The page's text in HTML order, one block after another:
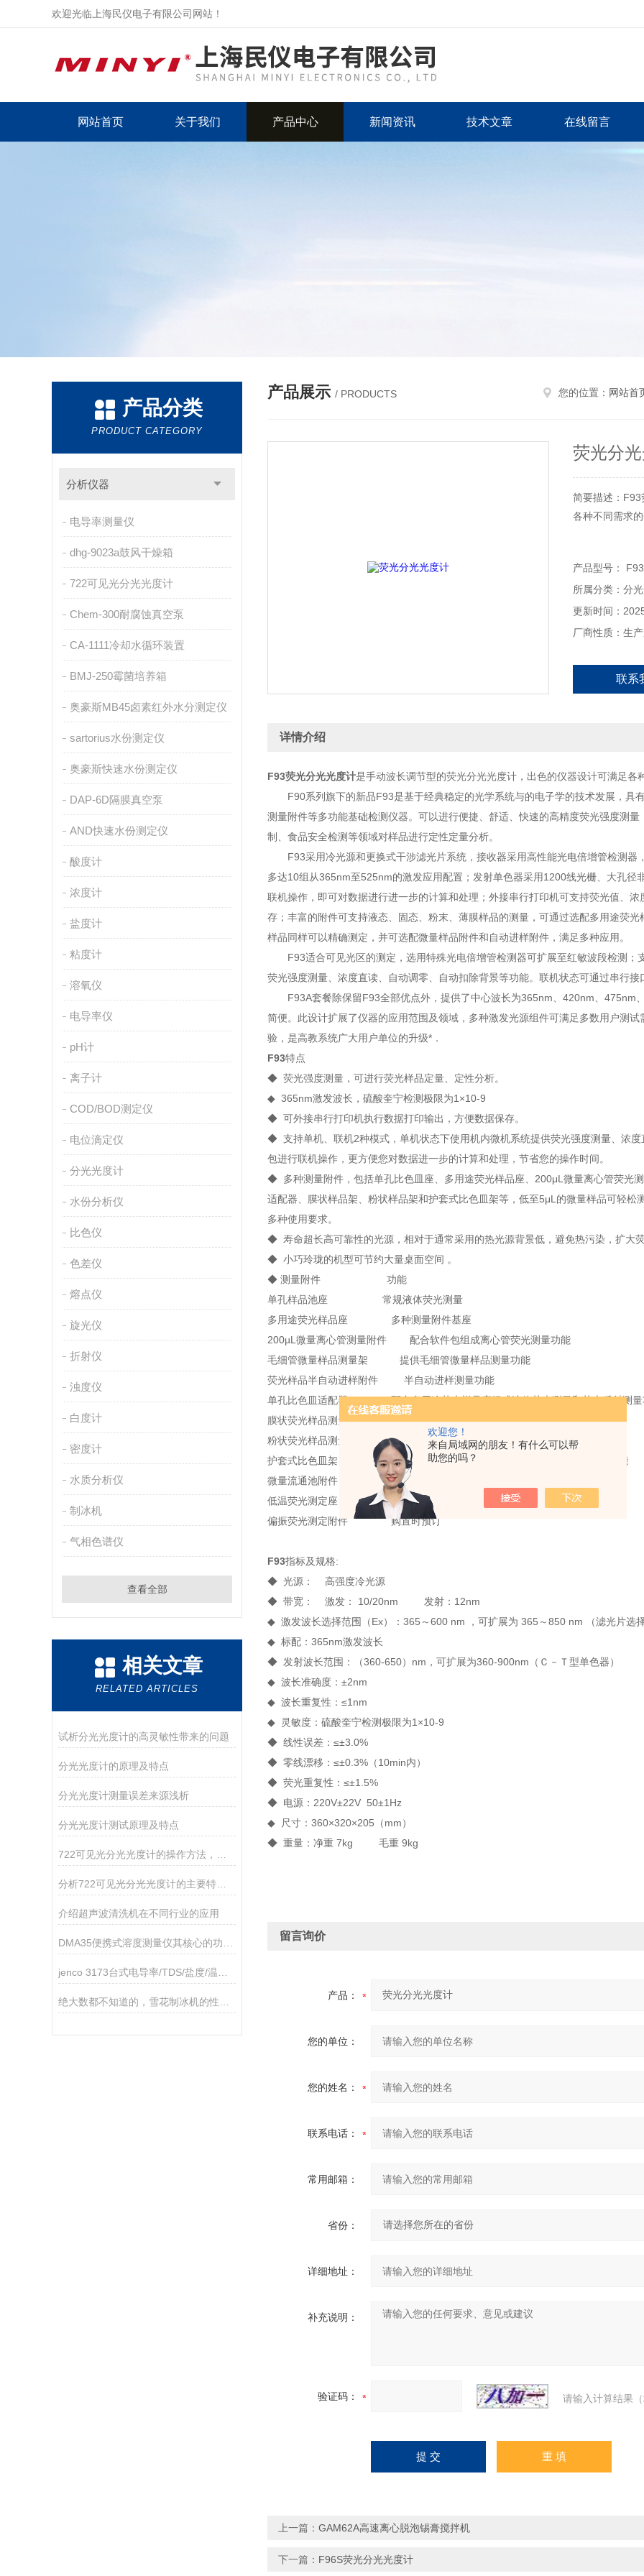
欢迎您！
来自局域网的朋友！有什么可以帮
助您的吗？
欢迎光临上海民仪电子有限公司网站！
网站首页 关于我们 产品中心 新闻资讯 技术文章 在线留言
产品分类
PRODUCT CATEGORY
分析仪器
电导率测量仪
dhg-9023a鼓风干燥箱
722可见光分光光度计
Chem-300耐腐蚀真空泵
CA-1111冷却水循环装置
BMJ-250霉菌培养箱
奥豪斯MB45卤素红外水分测定仪
sartorius水份测定仪
奥豪斯快速水份测定仪
DAP-6D隔膜真空泵
AND快速水份测定仪
酸度计
浓度计
盐度计
粘度计
溶氧仪
电导率仪
pH计
离子计
COD/BOD测定仪
电位滴定仪
分光光度计
水份分析仪
比色仪
色差仪
熔点仪
旋光仪
折射仪
浊度仪
白度计
密度计
水质分析仪
制冰机
气相色谱仪
查看全部
相关文章
RELATED ARTICLES
试析分光光度计的高灵敏性带来的问题
分光光度计的原理及特点
分光光度计测量误差来源浅析
分光光度计测试原理及特点
分析722可见光分光光度计的主要特点和维护
介绍超声波清洗机在不同行业的应用
产品展示 / PRODUCTS 您的位置： 网站首
荧光分
简要描述：
各种不同需求
产品型号： F93
所属分类：分
更新时间：
厂商性质：生
联系
详情介绍
F93荧光分光光度计是手动波长调节型的荧光分光光度计，出色的仪器设计可满足各
F90系列旗下的新品F93是基于经典稳定的光学系统与的电子学的技术发展，具
测量附件等多功能基础检测仪器。可以进行便捷、舒适、快速的高精度荧光强度测
制、食品安全检测等领域对样品进行定性定量分析。
F93采用冷光源和更换式干涉滤光片系统，接收器采用高性能光电倍增管检测器
多达10组从365nm至525nm的激发应用配置；发射单色器采用1200线光栅、大孔
联机操作，即可对数据进行进一步的计算和处理；外接串行打印机可支持荧光值、
存；丰富的附件可支持液态、固态、粉末、薄膜样品的测量，可通过选配多用途荧
样品同样可以精确测定，并可选配微量样品附件和自动进样附件，满足多种应用。
F93适合可见光区的测定，选用特殊光电倍增管检测器可扩展至红敏波段检测；
荧光强度测量、浓度直读、自动调零、自动扣除背景等功能。联机状态可通过串行
F93A套餐除保留F93全部优点外，提供了中心波长为365nm、420nm、475nm
简便。此设计扩展了仪器的应用范围及领域，多种激发光源组件可满足多数用户测
验，是高教系统广大用户单位的升级*．
F93特点
◆ 荧光强度测量，可进行荧光样品定量、定性分析。
◆ 365nm激发波长，硫酸奎宁检测极限为1×10-9
◆ 可外接串行打印机执行数据打印输出，方便数据保存。
◆ 支持单机、联机2种模式，单机状态下使用机内微机系统提供荧光强度测量、浓
包进行联机操作，更方便您对数据进一步的计算和处理，节省您的操作时间。
◆ 多种测量附件，包括单孔比色皿座、多用途荧光样品座、200μL微量离心管荧光
适配器、膜状样品架、粉状样品架和护套式比色皿架等，低至5μL的微量样品可轻
多种使用要求。
◆ 寿命超长高可靠性的光源，相对于通常采用的热光源背景低，避免热污染，扩大
◆ 小巧玲珑的机型可节约大量桌面空间 。
◆ 测量附件 功能
单孔样品池座 常规液体荧光测量
多用途荧光样品座 多种测量附件基座
200µL微量离心管测量附件 配合软件包组成离心管荧光测量功能
毛细管微量样品测量架 提供毛细管微量样品测量功能
荧光样品半自动进样附件 半自动进样测量功能
单孔比色皿适配器 配合多用途荧光样品座组成液体荧光测量和荧光反射测
膜状荧光样品测量架 配合多用途荧光样品座组成膜状样品荧光测量功能
粉状荧光样品测量架 配合多用途荧光样品座组成粉状样品荧光测量功能
护套式比色皿架 配合多用途荧光样品座组成护套式比色皿荧光测量功能
微量流通池附件 购置时预订
低温荧光测定座 购置时预订
偏振荧光测定附件 购置时预订
F93指标及规格:
◆ 光源： 高强度冷光源
◆ 带宽： 激发： 10/20nm 发射：12nm
◆ 激发波长选择范围（Ex）：365～600 nm ，可扩展为 365～850 nm （滤光片选
◆ 标配：365nm激发波长
◆ 发射波长范围：（360-650）nm，可扩展为360-900nm（Ｃ－Ｔ型单色器）
◆ 波长准确度：±2nm
◆ 波长重复性：≤1nm
◆ 灵敏度：硫酸奎宁检测极限为1×10-9
◆ 线性误差：≤±3.0%
◆ 零线漂移：≤±0.3%（10min内）
◆ 荧光重复性：≤±1.5%
◆ 电源：220V±22V 50±1Hz
◆ 尺寸：360×320×205（mm）
◆ 重量：净重 7kg 毛重 9kg
留言询价
产品：
您的单位：
您的姓名：
联系电话：
常用邮箱：
省份：
详细地址：
补充说明：
验证码： 请输入计算结果
上一篇： GAM62A高速离心脱泡锡膏搅拌机
下一篇： F96S荧光分光光度计